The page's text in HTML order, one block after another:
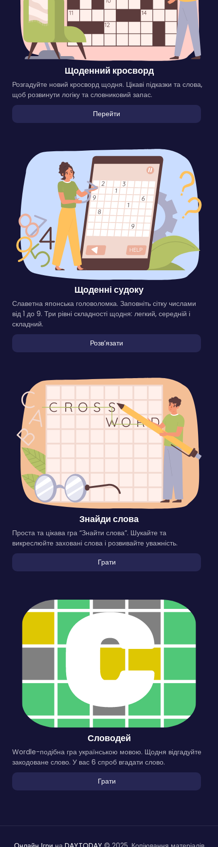
Щоденний кросворд
Розгадуйте новий кросворд щодня. Цікаві підказки та слова,
щоб розвинути логіку та словниковий запас.
Перейти
Щоденні судоку
Славетна японська головоломка. Заповніть сітку числами
від 1 до 9. Три рівні складності щодня: легкий, середній і
складний.
Розвʼязати
Знайди слова
Проста та цікава гра “Знайти слова”. Шукайте та
викреслюйте заховані слова і розвивайте уважність.
Грати
Словодей
Wordle-подібна гра українською мовою. Щодня відгадуйте
закодоване слово. У вас 6 спроб вгадати слово.
Грати